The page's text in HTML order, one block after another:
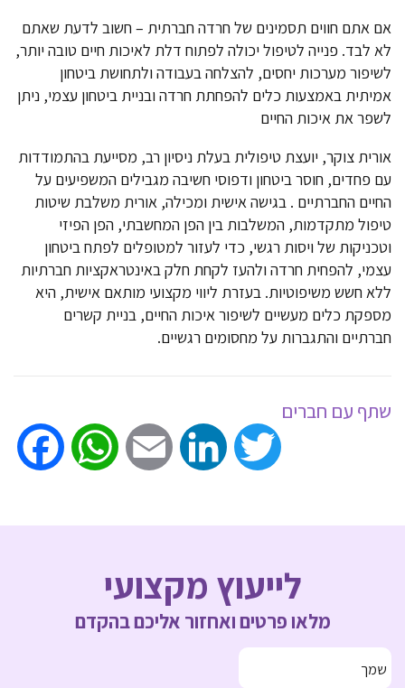
אם אתם חווים תסמינים של חרדה חברתית – חשוב לדעת שאתם
לא לבד. פנייה לטיפול יכולה לפתוח דלת לאיכות חיים טובה יותר,
לשיפור מערכות יחסים, להצלחה בעבודה ולתחושת ביטחון
אמיתית באמצעות כלים להפחתת חרדה ובניית ביטחון עצמי, ניתן
לשפר את איכות החיים
אורית צוקר, יועצת טיפולית בעלת ניסיון רב, מסייעת בהתמודדות
עם פחדים, חוסר ביטחון ודפוסי חשיבה מגבילים המשפיעים על
החיים החברתיים . בגישה אישית ומכילה, אורית משלבת שיטות
טיפול מתקדמות, המשלבות בין הפן המחשבתי, הפן הפיזי
וטכניקות של ויסות רגשי, כדי לעזור למטופלים לפתח ביטחון
עצמי, להפחית חרדה ולהעז לקחת חלק באינטראקציות חברתיות
ללא חשש משיפוטיות. בעזרת ליווי מקצועי מותאם אישית, היא
מספקת כלים מעשיים לשיפור איכות החיים, בניית קשרים
חברתיים והתגברות על מחסומים רגשיים.
שתף עם חברים
Twitter
LinkedIn
Email
WhatsApp
לייעוץ מקצועי
מלאו פרטים ואחזור אליכם בהקדם